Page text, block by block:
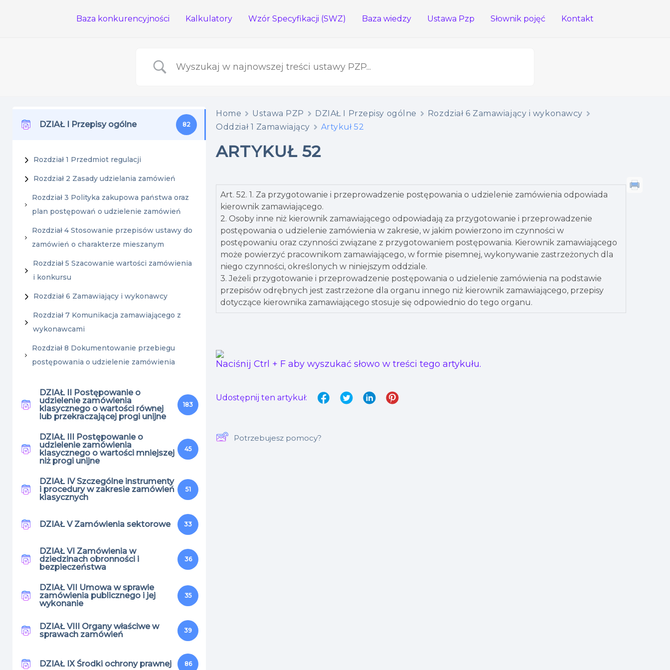
Baza konkurencyjności Kalkulatory Wzór Specyfikacji (SWZ) Baza wiedzy Ustawa Pzp Słownik pojęć Kontakt
DZIAŁ I Przepisy ogólne 82
Rozdział 1 Przedmiot regulacji
Rozdział 2 Zasady udzielania zamówień
Rozdział 3 Polityka zakupowa państwa oraz
plan postępowań o udzielenie zamówień
Rozdział 4 Stosowanie przepisów ustawy do
zamówień o charakterze mieszanym
Rozdział 5 Szacowanie wartości zamówienia
i konkursu
Rozdział 6 Zamawiający i wykonawcy
Rozdział 7 Komunikacja zamawiającego z
wykonawcami
Rozdział 8 Dokumentowanie przebiegu
postępowania o udzielenie zamówienia
DZIAŁ II Postępowanie o
udzielenie zamówienia
klasycznego o wartości równej
lub przekraczającej progi unijne
183
DZIAŁ III Postępowanie o
udzielenie zamówienia
klasycznego o wartości mniejszej
niż progi unijne
45
DZIAŁ IV Szczególne instrumenty
i procedury w zakresie zamówień
klasycznych
51
DZIAŁ V Zamówienia sektorowe 33
DZIAŁ VI Zamówienia w
dziedzinach obronności i
bezpieczeństwa
36
DZIAŁ VII Umowa w sprawie
zamówienia publicznego i jej
wykonanie
35
DZIAŁ VIII Organy właściwe w
sprawach zamówień
39
DZIAŁ IX Środki ochrony prawnej 86
Home Ustawa PZP DZIAŁ I Przepisy ogólne
Rozdział 6 Zamawiający i wykonawcy
Oddział 1 Zamawiający
Artykuł 52
ARTYKUŁ 52
Art. 52. 1. Za przygotowanie i przeprowadzenie postępowania o udzielenie zamówienia odpowiada
kierownik zamawiającego.
2. Osoby inne niż kierownik zamawiającego odpowiadają za przygotowanie i przeprowadzenie
postępowania o udzielenie zamówienia w zakresie, w jakim powierzono im czynności w
postępowaniu oraz czynności związane z przygotowaniem postępowania. Kierownik zamawiającego
może powierzyć pracownikom zamawiającego, w formie pisemnej, wykonywanie zastrzeżonych dla
niego czynności, określonych w niniejszym oddziale.
3. Jeżeli przygotowanie i przeprowadzenie postępowania o udzielenie zamówienia na podstawie
przepisów odrębnych jest zastrzeżone dla organu innego niż kierownik zamawiającego, przepisy
dotyczące kierownika zamawiającego stosuje się odpowiednio do tego organu.
Naciśnij Ctrl + F aby wyszukać słowo w treści tego artykułu.
Udostępnij ten artykuł:
Potrzebujesz pomocy?